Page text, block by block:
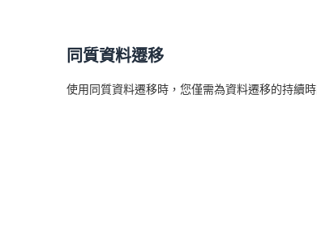
同質資料遷移
使用同質資料遷移時，您僅需為資料遷移的持續